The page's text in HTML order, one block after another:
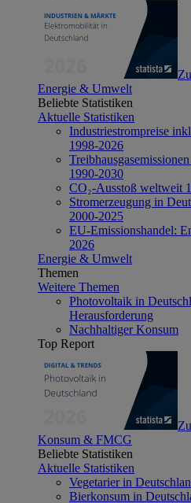
Energie & Umwelt
Beliebte Statistiken
Aktuelle Statistiken
Industriestrompreise
1998-2026
1990-2030
CO₂-Ausstoß weltweit
Stromerzeugung in
2000-2025
EU-Emissionshandel:
2026
Energie & Umwelt
Themen
Weitere Themen
Photovoltaik in
Herausforderung
Nachhaltiger Konsum
Top Report
Konsum & FMCG
Beliebte Statistiken
Aktuelle Statistiken
Vegetarier in
Bierkonsum in